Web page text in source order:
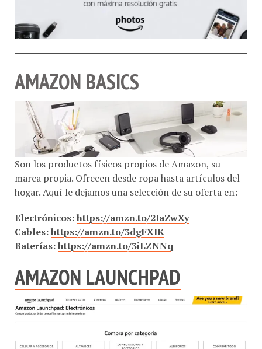
AMAZON BASICS
Son los productos físicos propios de Amazon, su
marca propia. Ofrecen desde ropa hasta artículos del
hogar. Aquí le dejamos una selección de su oferta en:
Electrónicos:https://amzn.to/2IaZwXy
Cables:https://amzn.to/3dgFXIK
Baterías:https://amzn.to/3iLZNNq
AMAZON LAUNCHPAD